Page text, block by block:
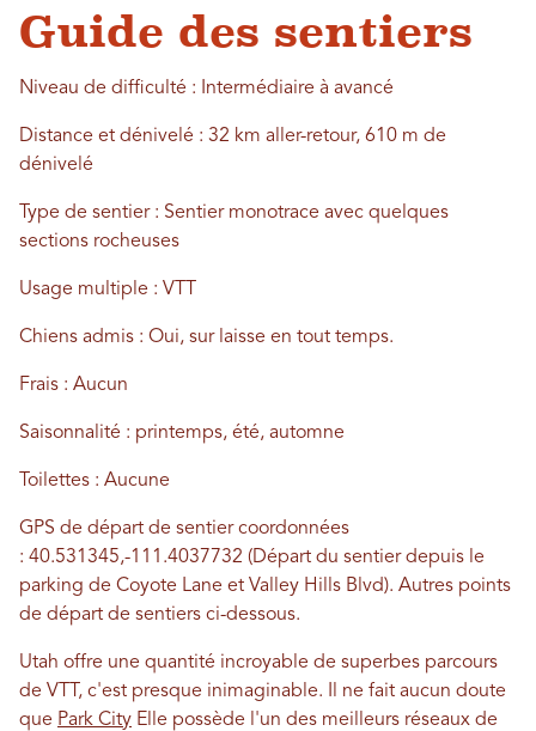
Guide des sentiers
Niveau de difficulté : Intermédiaire à avancé
Distance et dénivelé : 32 km aller-retour, 610 m de
dénivelé
Type de sentier : Sentier monotrace avec quelques
sections rocheuses
Usage multiple : VTT
Chiens admis : Oui, sur laisse en tout temps.
Frais : Aucun
Saisonnalité : printemps, été, automne
Toilettes : Aucune
GPS de départ de sentiercoordonnées
: 40.531345,-111.4037732 (Départ du sentier depuis le
parking de Coyote Lane et Valley Hills Blvd). Autres points
de départ de sentiers ci-dessous.
Utah offre une quantité incroyable de superbes parcours
de VTT, c'est presque inimaginable. Il ne fait aucun doute
que Park City Elle possède l'un des meilleurs réseaux de